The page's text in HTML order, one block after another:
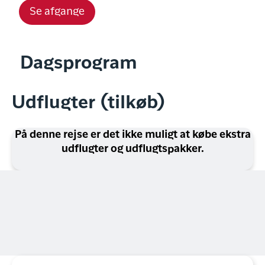
Se afgange
Dagsprogram
Udflugter (tilkøb)
På denne rejse er det ikke muligt at købe ekstra
udflugter og udflugtspakker.